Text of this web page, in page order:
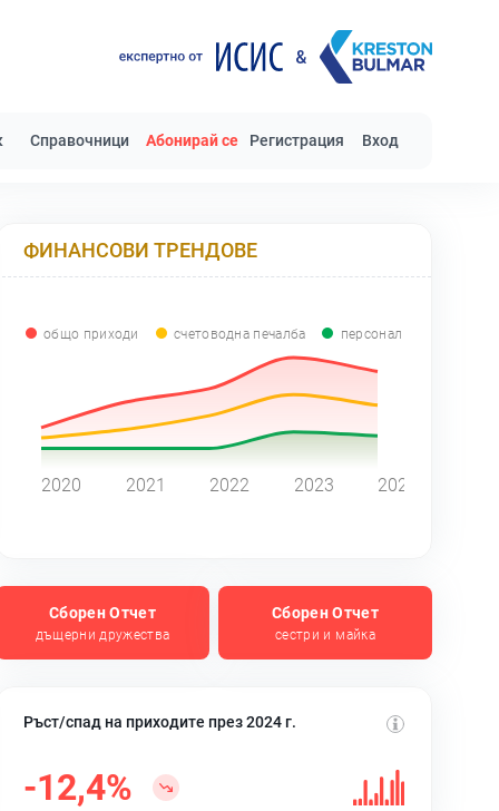
Справочници Абонирай се Регистрация Вход
ФИНАНСОВИ ТРЕНДОВЕ
общо приходи счетоводна печалба персонал
2020 2021 2022 2023 2024
Сборен Отчет
дъщерни дружества
Сборен Отчет
сестри и майка
Ръст/спад на приходите през 2024 г.
-12,4%